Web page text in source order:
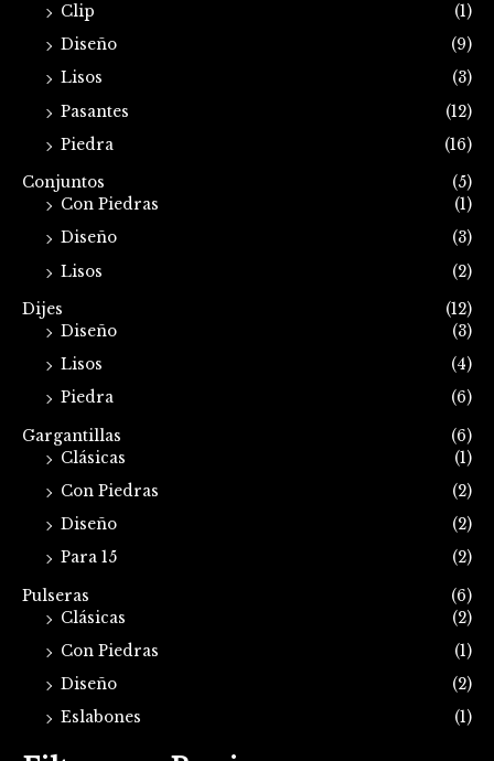
Clip
(1)
Diseño
(9)
Lisos
(3)
Pasantes
(12)
Piedra
(16)
Conjuntos
(5)
Con Piedras
(1)
Diseño
(3)
Lisos
(2)
Dijes
(12)
Diseño
(3)
Lisos
(4)
Piedra
(6)
Gargantillas
(6)
Clásicas
(1)
Con Piedras
(2)
Diseño
(2)
Para 15
(2)
Pulseras
(6)
Clásicas
(2)
Con Piedras
(1)
Diseño
(2)
Eslabones
(1)